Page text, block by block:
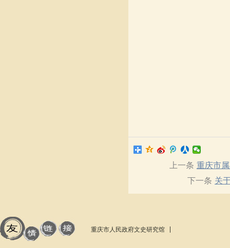
上一条 重庆市
下一条 关
重庆市人民政府文史研究馆